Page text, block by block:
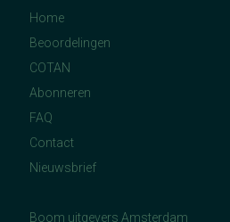
Home
Beoordelingen
COTAN
Abonneren
FAQ
Contact
Nieuwsbrief
Boom uitgevers Amsterdam